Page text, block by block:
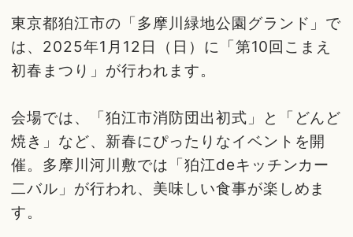
東京都狛江市の「多摩川緑地公園グランド」で
は、2025年1月12日（日）に「第10回こまえ
初春まつり」が行われます。
会場では、「狛江市消防団出初式」と「どんど
焼き」など、新春にぴったりなイベントを開
催。多摩川河川敷では「狛江deキッチンカー
二バル」が行われ、美味しい食事が楽しめま
す。